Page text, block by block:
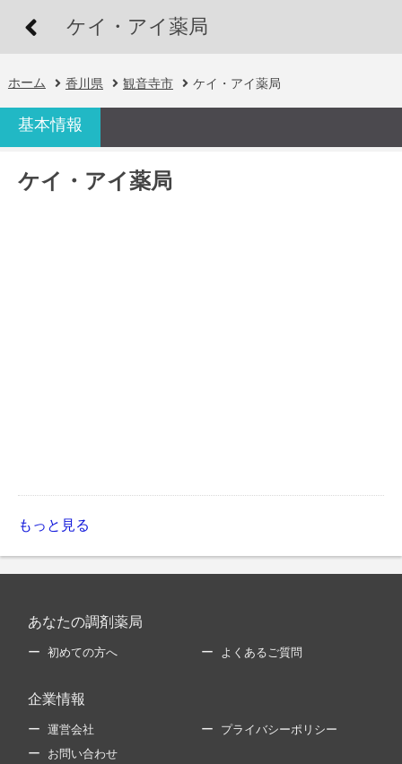
ケイ・アイ薬局
ホーム 香川県 観音寺市 ケイ・アイ薬局
基本情報
ケイ・アイ薬局
もっと見る
あなたの調剤薬局
初めての方へ よくあるご質問
企業情報
運営会社 プライバシーポリシー
お問い合わせ